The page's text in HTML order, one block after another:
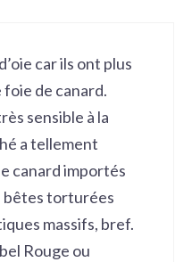
car ils ont plus
de canard.
sensible à la
a tellement
canard importés
bêtes torturées
massifs, bref.
Rouge ou